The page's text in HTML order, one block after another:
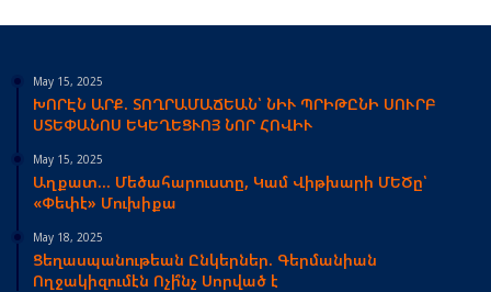
May 15, 2025
ԽՈՐԷՆ ԱՐՔ. ՏՈՂՐԱՄԱՃԵԱՆ՝ ՆԻՒ ՊՐԻԹԸՆԻ ՍՈՒՐԲ
ՍՏԵՓԱՆՈՍ ԵԿԵՂԵՑՒՈՅ ՆՈՐ ՀՈՎԻՒ
May 15, 2025
Աղքատ… Մեծահարուստը, Կամ Վիթխարի ՄԵԾը՝
«Փեփէ» Մուխիքա
May 18, 2025
Ցեղասպանութեան Ընկերներ. Գերմանիան
Ողջակիզումէն Ոչի՞նչ Սորված է